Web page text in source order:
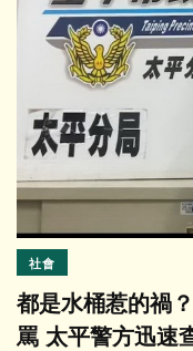
社會
都是水桶惹的禍
罵 太平警方迅速